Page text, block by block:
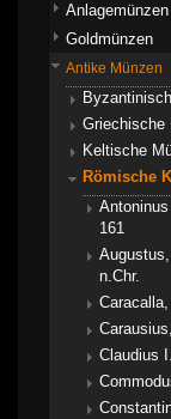
Anlagemünzen
Goldmünzen
Antike Münzen
Griechische
Keltische
Römische
161
n.Chr.
Claudius